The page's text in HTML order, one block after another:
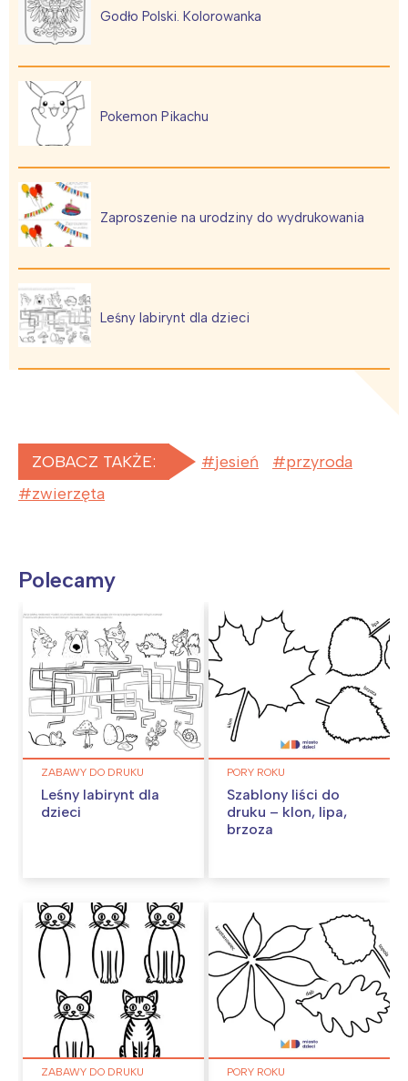
Godło Polski. Kolorowanka
Pokemon Pikachu
Zaproszenie na urodziny do wydrukowania
Leśny labirynt dla dzieci
ZOBACZ TAKŻE: jesień
przyroda
zwierzęta
Polecamy
ZABAWY DO DRUKU
Leśny labirynt dla
dzieci
PORY ROKU
Szablony liści do
druku – klon, lipa,
brzoza
ZABAWY DO DRUKU PORY ROKU
Łódź
Trójmiasto
Wrocław